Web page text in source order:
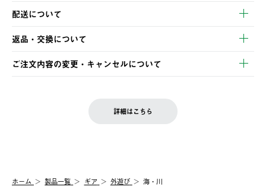
以下のいずれかの方法でお支払いいただけます。
・クレジットカード決済
・コンビニ決済
・Pay-easy決済
配送について
【発送スケジュール】
ご注文・ご入金完了より2営業日以内に商品を発送いたします。
土日祝の発送はございませんので、木曜日以降のご注文は週明け
の発送となる場合がございます。
【配送業者】
佐川急便にて配送されます。
返品・交換について
※お客様都合の場合
お客様都合の返品にかかる送料は、お客様ご負担とさせていただ
一度お手元の商品を返品いただき、ご希望商品を再注文してくだ
ご注文内容の変更・キャンセルについて
LOGOS FAMILY会員の方は、会員マイページ内 購入履歴画面に
詳細はこちら
ホーム 製品一覧 ギア 外遊び 海・川